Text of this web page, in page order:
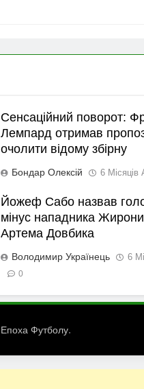
Сенсаційний поворот:
Лемпард отримав
очолити відому збірну
Бондар Олексій 6 Місяців
Йожеф Сабо назвав
мінус нападника Жирони
Артема Довбика
Володимир Українець 6
0
Епоха Футболу.